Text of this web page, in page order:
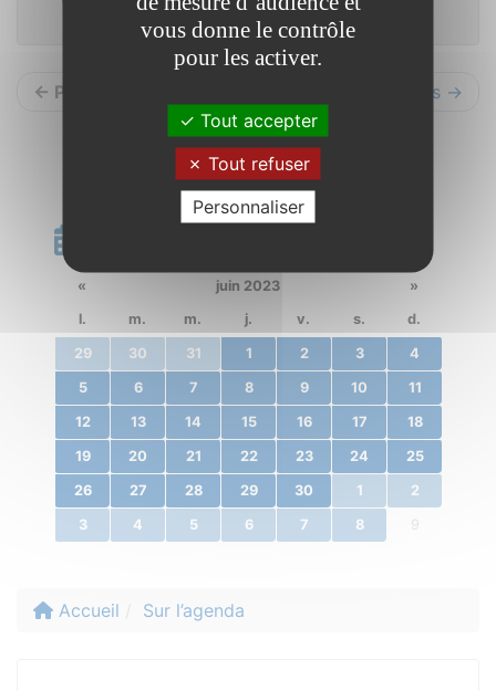
← Précédents Suivants →
« juin 2023
»
l.
m. m. j. v. s. d.
29 30 31 1 2 3 4
5 6 7 8 9 10 11
12 13 14 15 16 17 18
19 20 21 22 23 24 25
26 27 28 29 30 1 2
3 4 5 6 7 8 9
Accueil Sur l’agenda
vous donne le contrôle
pour les activer.
Tout accepter
Tout refuser
Personnaliser